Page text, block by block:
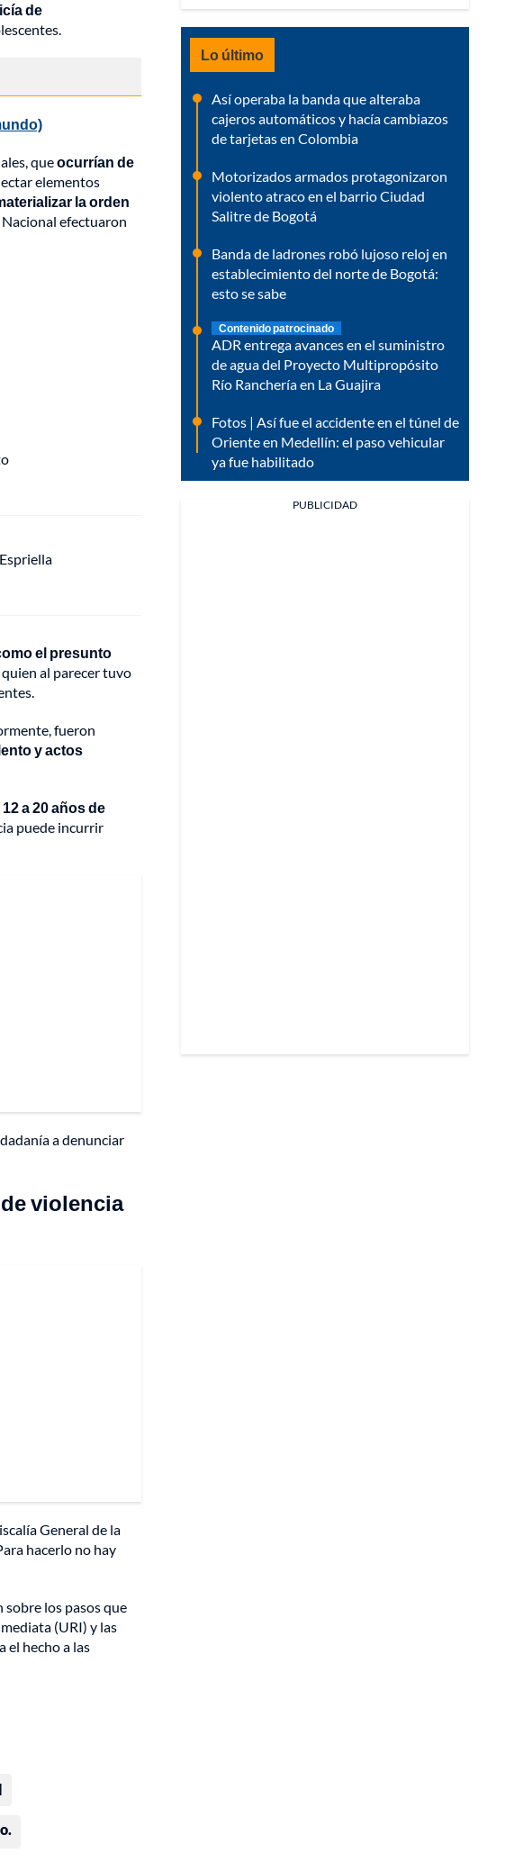
de
queocurrían de
elementos
la orden
efectuaron
el presunto
quien al parecer tuvo
fueron
y actos
a 20 años de
puede incurrir
a denunciar
violencia
General de la
hacerlo no hay
sobre los pasos que
(URI) y las
el hecho a las
Lo último
Así operaba la banda que alteraba
cajeros automáticos y hacía cambiazos
de tarjetas en Colombia
Motorizados armados protagonizaron
violento atraco en el barrio Ciudad
Salitre de Bogotá
Banda de ladrones robó lujoso reloj en
establecimiento del norte de Bogotá:
esto se sabe
Contenido patrocinado
ADR entrega avances en el suministro
de agua del Proyecto Multipropósito
Río Ranchería en La Guajira
Fotos | Así fue el accidente en el túnel de
Oriente en Medellín: el paso vehicular
ya fue habilitado
PUBLICIDAD